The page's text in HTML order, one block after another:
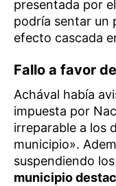
presentada por
podría sentar un
efecto cascada
Fallo a favor
Achával había
impuesta por
irreparable a los
municipio».
suspendiendo
municipio